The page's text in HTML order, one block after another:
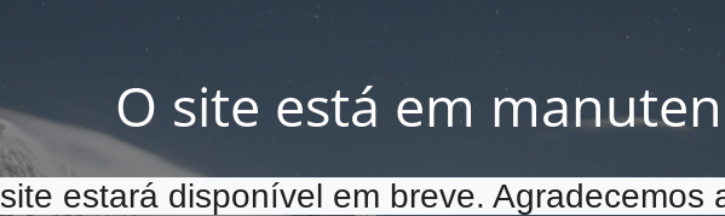
O site está em
estará disponível em breve. Agradecemos